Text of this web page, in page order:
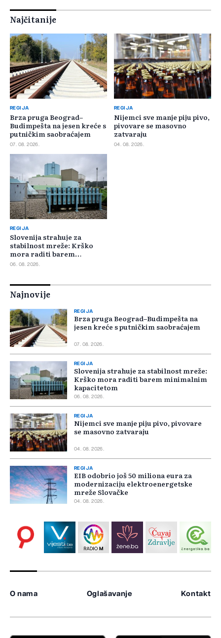
Najčitanije
REGIJA
Brza pruga Beograd–
Budimpešta na jesen kreće s
putničkim saobraćajem
07. 08. 2026.
REGIJA
Nijemci sve manje piju pivo,
pivovare se masovno
zatvaraju
04. 08. 2026.
REGIJA
Slovenija strahuje za
stabilnost mreže: Krško
mora raditi barem
minimalnim kapacitetom
06. 08. 2026.
Najnovije
REGIJA
Brza pruga Beograd–Budimpešta na
jesen kreće s putničkim saobraćajem
07. 08. 2026.
REGIJA
Slovenija strahuje za stabilnost mreže:
Krško mora raditi barem minimalnim
kapacitetom
06. 08. 2026.
REGIJA
Nijemci sve manje piju pivo, pivovare
se masovno zatvaraju
04. 08. 2026.
REGIJA
EIB odobrio još 50 miliona eura za
modernizaciju elektroenergetske
mreže Slovačke
04. 08. 2026.
O nama Oglašavanje Kontakt